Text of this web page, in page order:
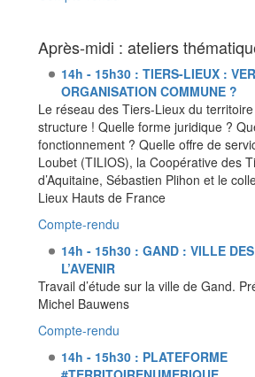
Après-midi : ateliers
14h - 15h30 : TIERS-LIEUX :
ORGANISATION COMMUNE ?
Le réseau des Tiers-Lieux du
structure ! Quelle forme juridique ?
fonctionnement ? Quelle offre de
Loubet (TILIOS), la Coopérative des
d’Aquitaine, Sébastien Plihon et le
Lieux Hauts de France
Compte-rendu
14h - 15h30 : GAND : VILLE
L’AVENIR
Travail d’étude sur la ville de Gand.
Michel Bauwens
Compte-rendu
14h - 15h30 : PLATEFORME